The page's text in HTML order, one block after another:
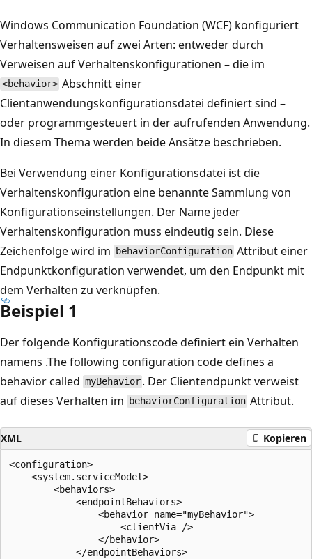
Windows Communication Foundation (WCF) konfiguriert
Verhaltensweisen auf zwei Arten: entweder durch
Verweisen auf Verhaltenskonfigurationen – die im
<behavior> Abschnitt einer
Clientanwendungskonfigurationsdatei definiert sind –
oder programmgesteuert in der aufrufenden Anwendung.
In diesem Thema werden beide Ansätze beschrieben.
Bei Verwendung einer Konfigurationsdatei ist die
Verhaltenskonfiguration eine benannte Sammlung von
Konfigurationseinstellungen. Der Name jeder
Verhaltenskonfiguration muss eindeutig sein. Diese
Zeichenfolge wird im
behaviorConfiguration Attribut einer
Endpunktkonfiguration verwendet, um den Endpunkt mit
dem Verhalten zu verknüpfen.
Beispiel 1
Der folgende Konfigurationscode definiert ein Verhalten
namens .The following configuration code defines a
behavior called myBehavior . Der Clientendpunkt verweist
auf dieses Verhalten im
behaviorConfiguration Attribut.
XML Kopieren
<configuration>
    <system.serviceModel>
        <behaviors>
            <endpointBehaviors>
                <behavior name="myBehavior">
                    <clientVia />
                </behavior>
            </endpointBehaviors>